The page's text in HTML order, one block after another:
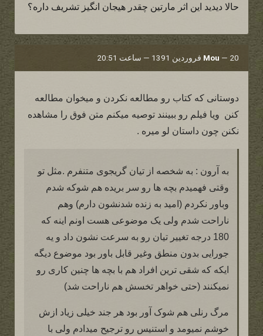
حالا دیدید این اثر مارتین چقدر هیجان انگیز تشریف داره؟
Mou — 20 فروردین 1391 — ساعت 20:51
دوستانی که کتاب رو مطالعه نکردن و میخوان مطالعه
کنن ویا فیلم رو ببینند توصیه میکنم متن فوق را مشاهده
نکنن چون داستان لو میره .
به آرون : به شخصه از تیان گریجوی متنفرم .مثل تو
وقتی فهمیدم بچه ها رو سر بریده هم شوکه شدم
وباور نکردم (امید به زنده شدنشون دارم) وهم
ناراحت شدم ولی یک موضوعی هست اونم اینه که
180 درجه تغییر تیان رو به سرعت نشون داد و یه
جورایی بدون منطق وغیر قابل باور بود موضوع دیگه
ایکه که شقی ترین افراد هم با بچه ها چنین کاری رو
نمیکنند (حتی خواهر تخسش هم ناراحت شد)
مرگ رنلی هم شوک آور بود هر جند خیلی زیاد ازش
خوشم نمیومد و استنیس رو ترجیح میدادم ولی با